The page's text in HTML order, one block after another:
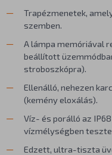
Trapézmenetek,
szemben.
A lámpa memóriával
beállított
stroboszkópra).
Ellenálló, nehezen
(kemény eloxálás).
Víz- és porálló az
vízmélységben
Edzett, ultra-tiszta